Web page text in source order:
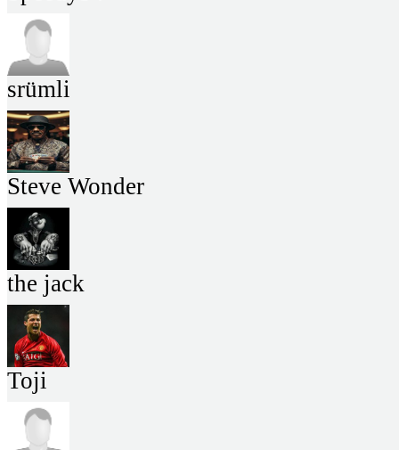
srümli
Steve Wonder
the jack
Toji